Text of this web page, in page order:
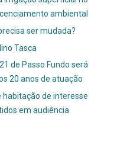
ambiental
ser mudada?
Tasca
de Passo Fundo será
20 anos de atuação
habitação de interesse
em audiência